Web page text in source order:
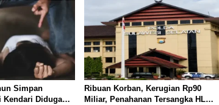
Simpan
Kendari Diduga
Ribuan Korban, Kerugian Rp90
Miliar, Penahanan Tersangka HL